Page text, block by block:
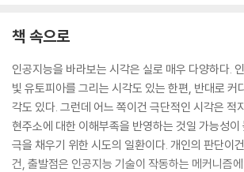
책 속으로
인공지능을 바라보는 시각은 실로 매우 다양하다.
빛 유토피아를 그리는 시각도 있는 한편, 반대로 커
각도 있다. 그런데 어느 쪽이건 극단적인 시각은 적
현주소에 대한 이해부족을 반영하는 것일 가능성이
극을 채우기 위한 시도의 일환이다. 개인의 판단이
건, 출발점은 인공지능 기술이 작동하는 메커니즘